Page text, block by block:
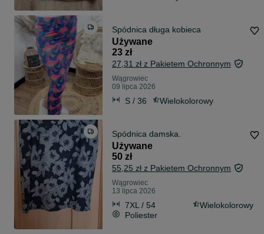
Spódnica długa kobieca
Używane
23 zł
27,31 zł z Pakietem Ochronnym
Wągrowiec
09 lipca 2026
S / 36 Wielokolorowy
Spódnica damska.
Używane
50 zł
55,25 zł z Pakietem Ochronnym
Wągrowiec
13 lipca 2026
7XL / 54
Wielokolorowy
Poliester